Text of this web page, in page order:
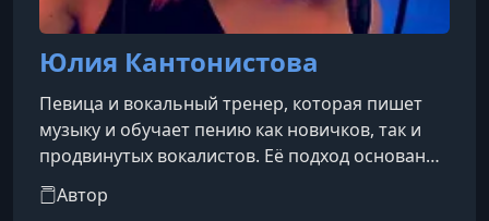
Юлия Кантонистова
Певица и вокальный тренер, которая пишет
музыку и обучает пению как новичков, так и
продвинутых вокалистов. Её подход основан
на том, чтобы объяснять сложные вещи
простым и понятным языком. Благодаря её
Автор